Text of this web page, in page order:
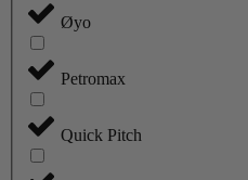
Øyo
Petromax
Quick Pitch